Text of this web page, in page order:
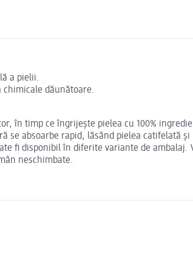
a pielii.
chimicale dăunătoare.
în timp ce îngrijește pielea cu 100%
se absoarbe rapid, lăsând pielea catifelată
fi disponibil în diferite variante de ambalaj.
neschimbate.